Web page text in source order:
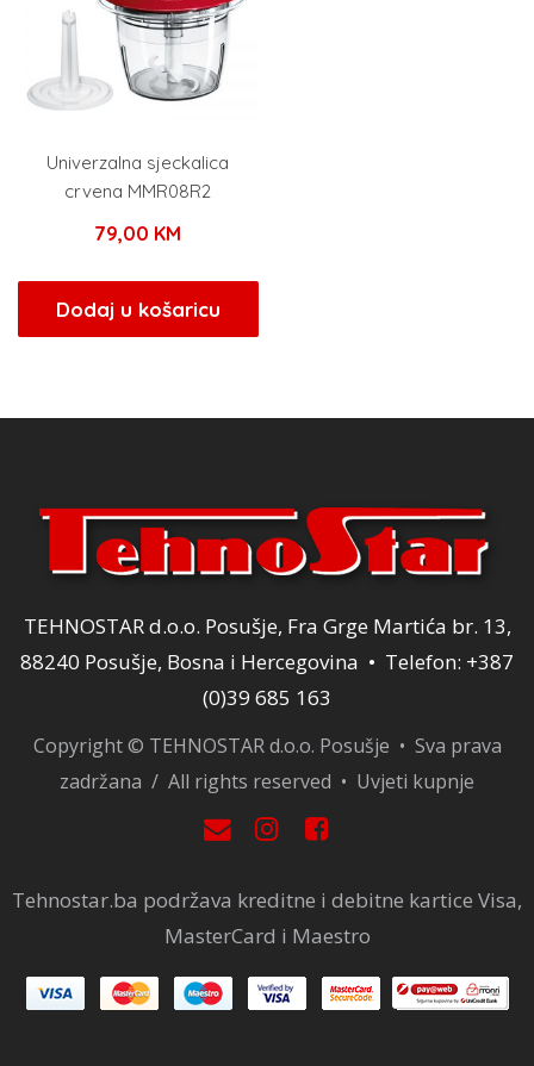
Univerzalna sjeckalica
crvena MMR08R2
79,00 KM
Dodaj u košaricu
TEHNOSTAR d.o.o. Posušje, Fra Grge Martića br. 13,
88240 Posušje, Bosna i Hercegovina • Telefon: +387
(0)39 685 163
Copyright © TEHNOSTAR d.o.o. Posušje • Sva prava
zadržana / All rights reserved • Uvjeti kupnje
Tehnostar.ba podržava kreditne i debitne kartice Visa,
MasterCard i Maestro